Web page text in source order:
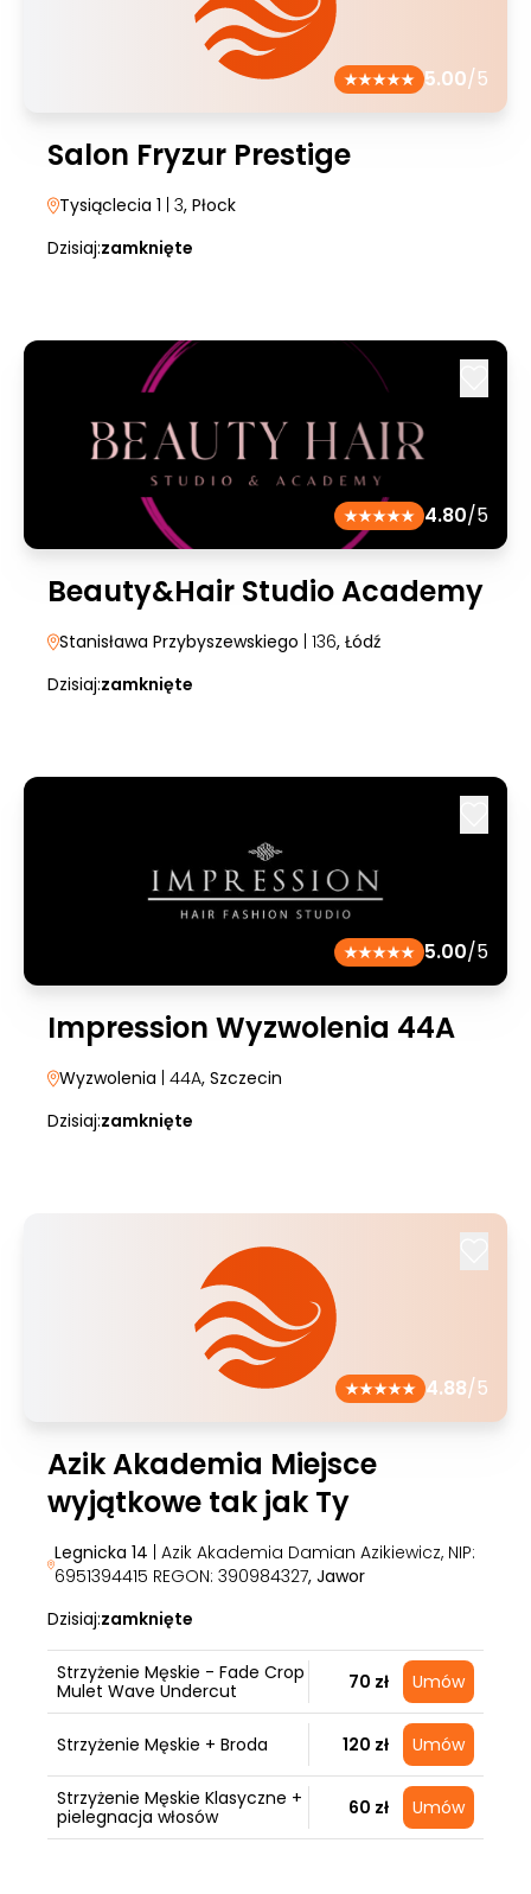
5.00/5
Salon Fryzur Prestige
Tysiąclecia 1 | 3, Płock
Dzisiaj:zamknięte
4.80/5
Beauty&Hair Studio Academy
Stanisława Przybyszewskiego | 136, Łódź
Dzisiaj:zamknięte
5.00/5
Impression Wyzwolenia 44A
Wyzwolenia | 44A, Szczecin
Dzisiaj:zamknięte
4.88/5
Azik Akademia Miejsce
wyjątkowe tak jak Ty
Legnicka 14 | Azik Akademia Damian Azikiewicz, NIP:
6951394415 REGON: 390984327, Jawor
Dzisiaj:zamknięte
Strzyżenie Męskie - Fade Crop
Mulet Wave Undercut
70 zł Umów
Strzyżenie Męskie + Broda 120 zł Umów
Strzyżenie Męskie Klasyczne +
pielegnacja włosów
60 zł Umów